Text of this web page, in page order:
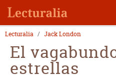
Lecturalia Jack London
El
estrellas